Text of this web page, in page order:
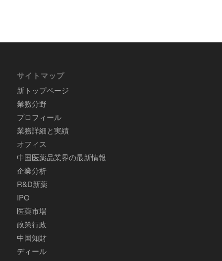
サイトマップ
新トップページ
業務分野
プロフィール
業務詳細と実績
オフィス
中国医薬品業界の最新情報
企業分析
R&D新薬
IPO
医薬市場
政策行政
中国知財
ディール